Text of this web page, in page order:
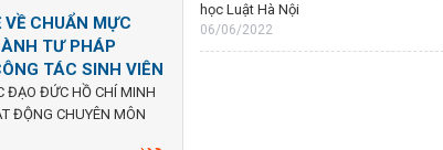
CHUẨN MỰC
TƯ PHÁP
TÁC SINH VIÊN
ĐẠO ĐỨC HỒ CHÍ MINH
ĐỘNG CHUYÊN MÔN
học Luật Hà Nội
06/06/2022